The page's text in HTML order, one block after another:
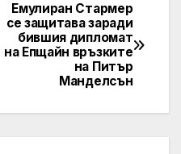
Емулиран Стармер
се защитава заради
бившия дипломат
на Епщайн връзките
на Питър
Манделсън